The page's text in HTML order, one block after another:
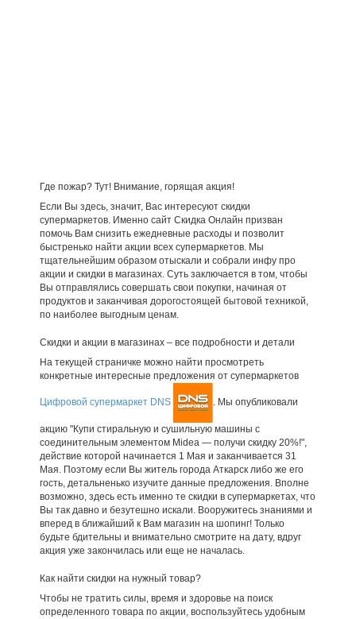
Где пожар? Тут! Внимание, горящая акция!
Если Вы здесь, значит, Вас интересуют скидки
супермаркетов. Именно сайт Скидка Онлайн призван
помочь Вам снизить ежедневные расходы и позволит
быстренько найти акции всех супермаркетов. Мы
тщательнейшим образом отыскали и собрали инфу про
акции и скидки в магазинах. Суть заключается в том, чтобы
Вы отправлялись совершать свои покупки, начиная от
продуктов и заканчивая дорогостоящей бытовой техникой,
по наиболее выгодным ценам.
Скидки и акции в магазинах – все подробности и детали
На текущей страничке можно найти просмотреть
конкретные интересные предложения от супермаркетов
Цифровой супермаркет DNS . Мы опубликовали
акцию "Купи стиральную и сушильную машины с
соединительным элементом Midea — получи скидку 20%!",
действие которой начинается 1 Мая и заканчивается 31
Мая. Поэтому если Вы житель города Аткарск либо же его
гость, детальненько изучите данные предложения. Вполне
возможно, здесь есть именно те скидки в супермаркетах, что
Вы так давно и безутешно искали. Вооружитесь знаниями и
вперед в ближайший к Вам магазин на шопинг! Только
будьте бдительны и внимательно смотрите на дату, вдруг
акция уже закончилась или еще не началась.
Как найти скидки на нужный товар?
Чтобы не тратить силы, время и здоровье на поиск
определенного товара по акции, воспользуйтесь удобным